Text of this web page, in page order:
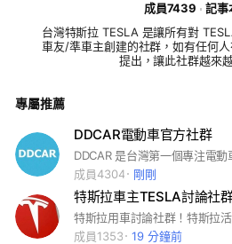
成員7439
記事
台灣特斯拉 TESLA 是讓所有對
車友/準車主創建的社群，如有任何
提出，讓此社群越來
專屬推薦
DDCAR電動車官方社群
成員4304
剛剛
成員1353
19 分鐘前